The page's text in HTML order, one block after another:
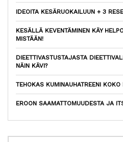
IDEOITA KESÄRUOKAILUUN + 3
KESÄLLÄ KEVENTÄMINEN KÄY
MISTÄÄN!
DIEETTIVASTUSTAJASTA
NÄIN KÄVI?
TEHOKAS KUMINAUHATREENI KOKO
EROON SAAMATTOMUUDESTA JA